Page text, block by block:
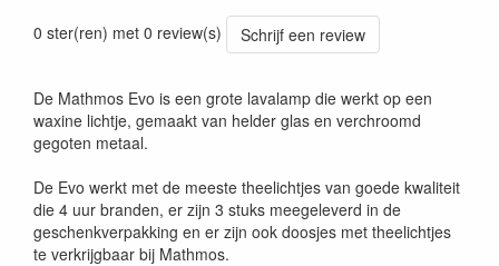
0 ster(ren) met 0 review(s)
Schrijf een review
De Mathmos Evo is een grote lavalamp die werkt op een
waxine lichtje, gemaakt van helder glas en verchroomd
gegoten metaal.
De Evo werkt met de meeste theelichtjes van goede kwaliteit
die 4 uur branden, er zijn 3 stuks meegeleverd in de
geschenkverpakking en er zijn ook doosjes met theelichtjes
te verkrijgbaar bij Mathmos.